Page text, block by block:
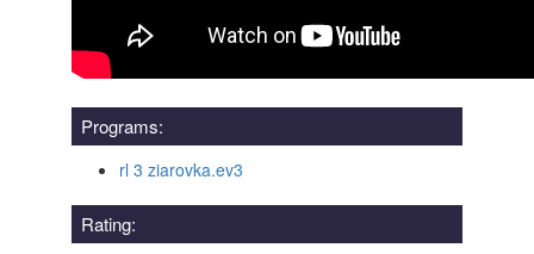
Programs:
rl 3 ziarovka.ev3
Rating: